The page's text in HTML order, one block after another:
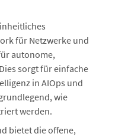
für Netzwerke und
autonome,
sorgt für einfache
in AIOps und
wie
werden.
bietet die offene,